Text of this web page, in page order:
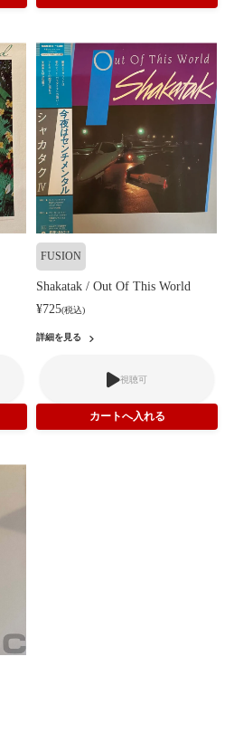
FUSION
Shakatak / Out Of This World
¥725(税込)
詳細を見る
視聴可